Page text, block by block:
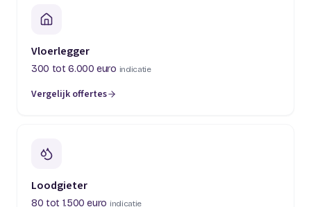
Vloerlegger
300 tot 6.000 euro indicatie
Vergelijk offertes
(opent in een nieuw tabblad)
Loodgieter
80 tot 1.500 euro indicatie